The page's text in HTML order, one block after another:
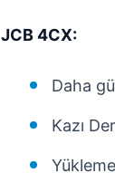
JCB 4CX:
Daha
Kazı